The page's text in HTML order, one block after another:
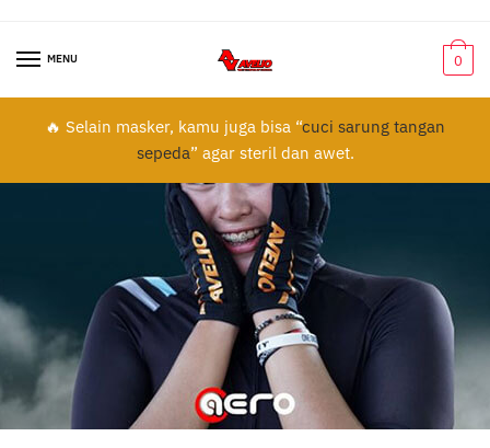
MENU 0
🔥 Selain masker, kamu juga bisa “cuci sarung tangan
sepeda” agar steril dan awet.